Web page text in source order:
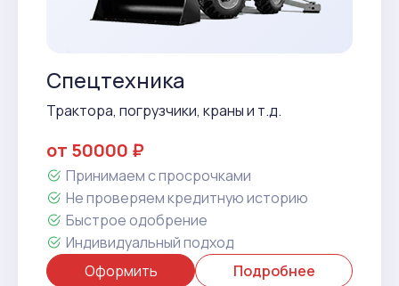
Спецтехника
Трактора, погрузчики, краны и т.д.
от 50000 ₽
Принимаем с просрочками
Не проверяем кредитную историю
Быстрое одобрение
Индивидуальный подход
Оформить
Подробнее